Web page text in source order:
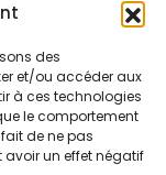
des
et/ou accéder aux
à ces technologies
le comportement
de ne pas
avoir un effet négatif